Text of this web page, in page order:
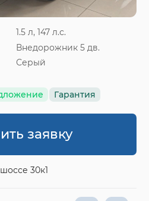
1.5 л, 147 л.с.
Внедорожник 5 дв.
Серый
Гарантия
заявку
30к1